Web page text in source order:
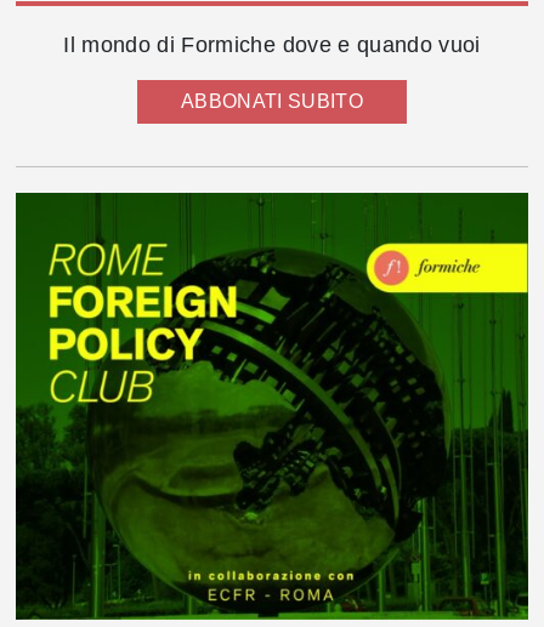
Il mondo di Formiche dove e quando vuoi
ABBONATI SUBITO